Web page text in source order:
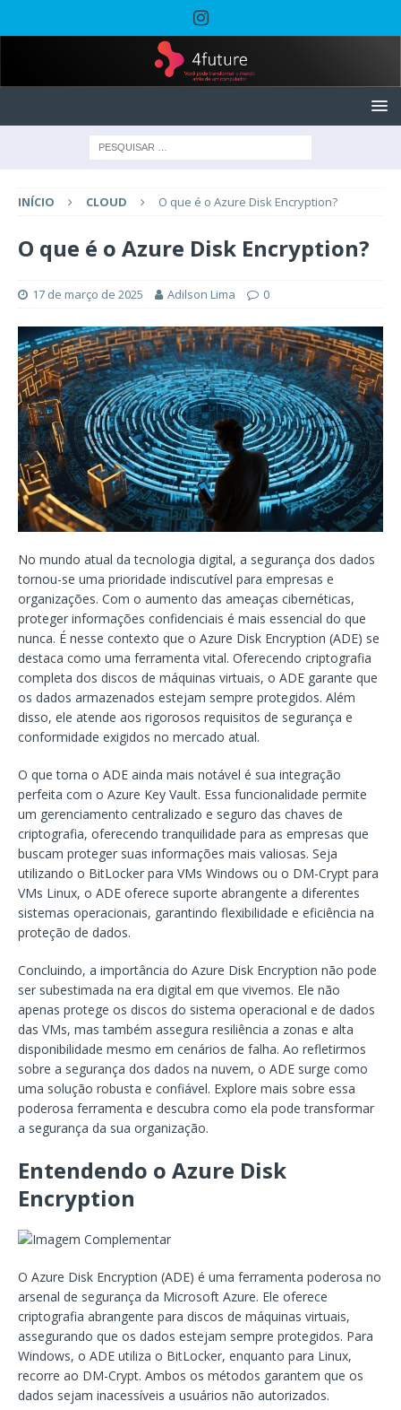
INÍCIO CLOUD O que é o Azure Disk Encryption?
O que é o Azure Disk Encryption?
17 de março de 2025 Adilson Lima 0
No mundo atual da tecnologia digital, a segurança dos dados
tornou-se uma prioridade indiscutível para empresas e
organizações. Com o aumento das ameaças cibernéticas,
proteger informações confidenciais é mais essencial do que
nunca. É nesse contexto que o Azure Disk Encryption (ADE) se
destaca como uma ferramenta vital. Oferecendo criptografia
completa dos discos de máquinas virtuais, o ADE garante que
os dados armazenados estejam sempre protegidos. Além
disso, ele atende aos rigorosos requisitos de segurança e
conformidade exigidos no mercado atual.
O que torna o ADE ainda mais notável é sua integração
perfeita com o Azure Key Vault. Essa funcionalidade permite
um gerenciamento centralizado e seguro das chaves de
criptografia, oferecendo tranquilidade para as empresas que
buscam proteger suas informações mais valiosas. Seja
utilizando o BitLocker para VMs Windows ou o DM-Crypt para
VMs Linux, o ADE oferece suporte abrangente a diferentes
sistemas operacionais, garantindo flexibilidade e eficiência na
proteção de dados.
Concluindo, a importância do Azure Disk Encryption não pode
ser subestimada na era digital em que vivemos. Ele não
apenas protege os discos do sistema operacional e de dados
das VMs, mas também assegura resiliência a zonas e alta
disponibilidade mesmo em cenários de falha. Ao refletirmos
sobre a segurança dos dados na nuvem, o ADE surge como
uma solução robusta e confiável. Explore mais sobre essa
poderosa ferramenta e descubra como ela pode transformar
a segurança da sua organização.
Entendendo o Azure Disk
Encryption
O Azure Disk Encryption (ADE) é uma ferramenta poderosa no
arsenal de segurança da Microsoft Azure. Ele oferece
criptografia abrangente para discos de máquinas virtuais,
assegurando que os dados estejam sempre protegidos. Para
Windows, o ADE utiliza o BitLocker, enquanto para Linux,
recorre ao DM-Crypt. Ambos os métodos garantem que os
dados sejam inacessíveis a usuários não autorizados.